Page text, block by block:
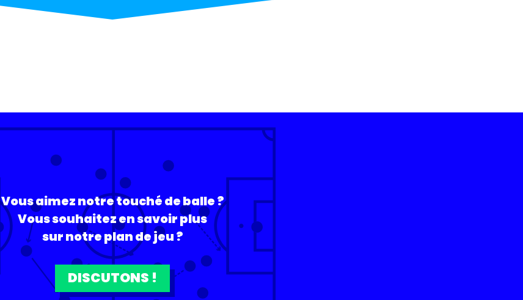
Vous aimez notre touché de balle ?
Vous souhaitez en savoir plus
sur notre plan de jeu ?
DISCUTONS !